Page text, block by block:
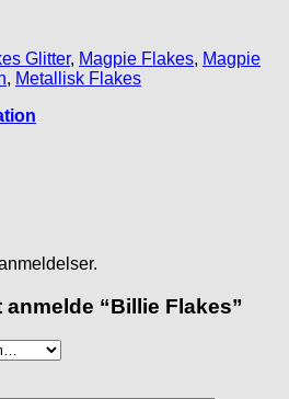
Glitter, Magpie Flakes, Magpie
, Metallisk Flakes
“Billie Flakes”